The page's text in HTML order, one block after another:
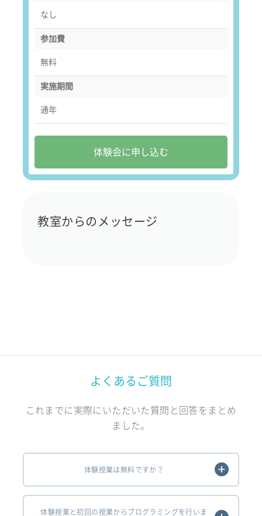
なし
参加費
無料
実施期間
通年
体験会に申し込む
教室からのメッセージ
よくあるご質問
これまでに実際にいただいた質問と回答をまとめ
ました。
体験授業は無料ですか？
体験授業と初回の授業からプログラミングを行いま